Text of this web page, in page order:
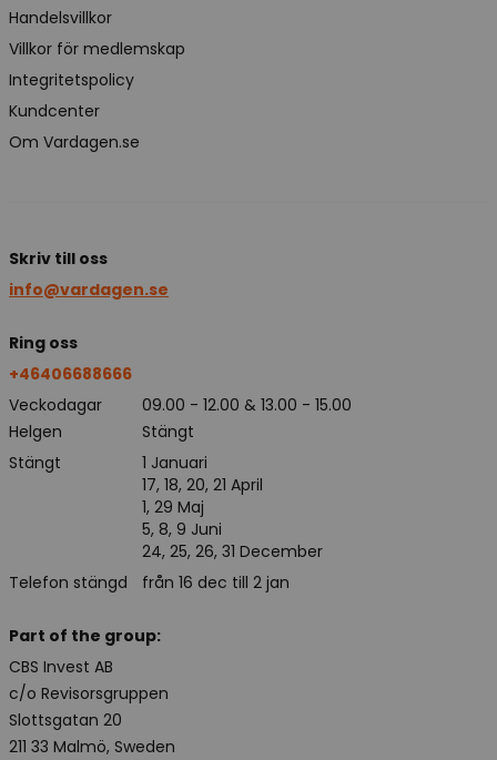
Handelsvillkor
Villkor för medlemskap
Integritetspolicy
Kundcenter
Om Vardagen.se
Skriv till oss
info@vardagen.se
Ring oss
+46406688666
Veckodagar
09.00 - 12.00 & 13.00 - 15.00
Helgen
Stängt
Stängt
Telefon stängd
1 Januari
17, 18, 20, 21 April
1, 29 Maj
5, 8, 9 Juni
24, 25, 26, 31 December
från 16 dec till 2 jan
Part of the group:
CBS Invest AB
c/o Revisorsgruppen
Slottsgatan 20
211 33 Malmö, Sweden